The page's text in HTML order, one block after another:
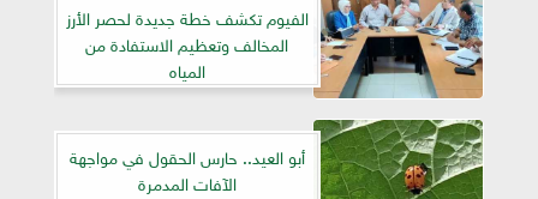
الفيوم تكشف خطة جديدة لحصر الأرز
المخالف وتعظيم الاستفادة من
المياه
أبو العيد.. حارس الحقول في مواجهة
الآفات المدمرة